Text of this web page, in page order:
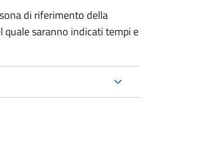
di riferimento della
saranno indicati tempi e